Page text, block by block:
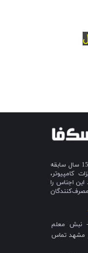
فروشگاه "کیوسک" با بیشتر از 15 سال سابقه
کامپیوتر،
این اجناس را
نبش معلم
مشهد تماس